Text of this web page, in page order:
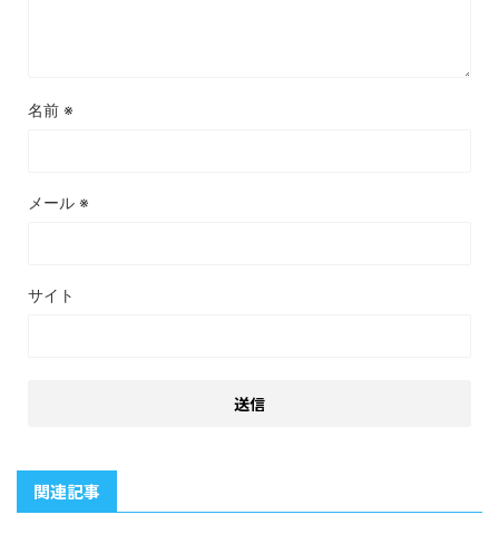
名前 ※
メール ※
サイト
関連記事